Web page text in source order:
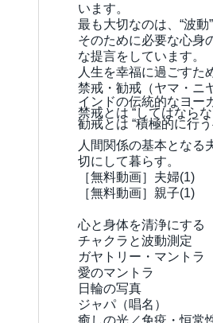
います。
最も大切なのは、“波動
そのために必要な心身
な提言をしています。
人生を幸福に過ごすた
禁戒・勧戒（ヤマ・ニ
インドの伝統的なヨー
禁戒とは “してはならな
勧戒とは “積極的に行う
人間関係の基本となる
切にして暮らす。
［無料動画］夫婦(1)
［無料動画］親子(1)
心と身体を清浄にする
チャクラと波動測定
ガヤトリー・マントラ
愛のマントラ
日輪の写真
ジャパ（唱名）
癒しの光／免疫・恒常